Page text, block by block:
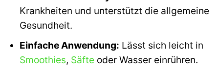
Krankheiten und unterstützt die allgemeine
Gesundheit.
Einfache Anwendung: Lässt sich leicht in
Smoothies, Säfteoder Wasser einrühren.